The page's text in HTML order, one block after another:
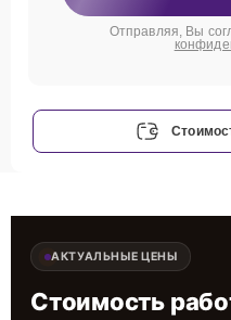
Отправляя, Вы
АКТУАЛЬНЫЕ ЦЕНЫ
Стоимость